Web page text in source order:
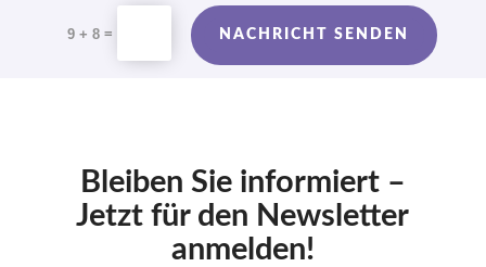
9 + 8 = NACHRICHT SENDEN
Bleiben Sie informiert –
Jetzt für den Newsletter
anmelden!